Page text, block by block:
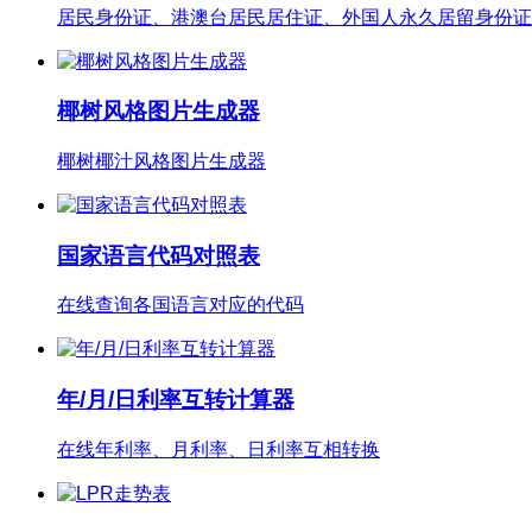
居民身份证、港澳台居民居住证、外国人永久居留身份
椰树风格图片生成器
椰树椰汁风格图片生成器
国家语言代码对照表
在线查询各国语言对应的代码
年/月/日利率互转计算器
在线年利率、月利率、日利率互相转换